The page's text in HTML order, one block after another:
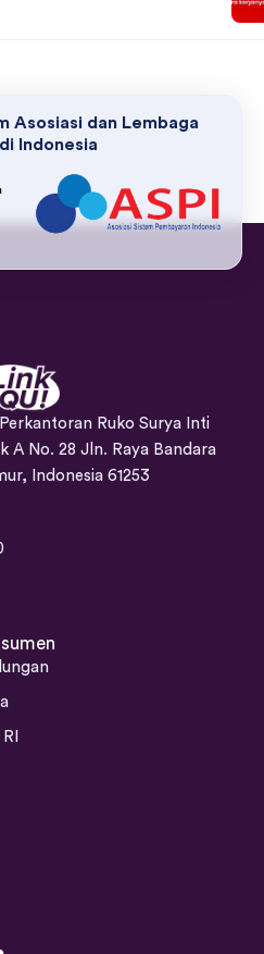
Asosiasi dan Lembaga
Indonesia
Ruko Surya Inti
A No. 28 Jln. Raya Bandara
Indonesia 61253